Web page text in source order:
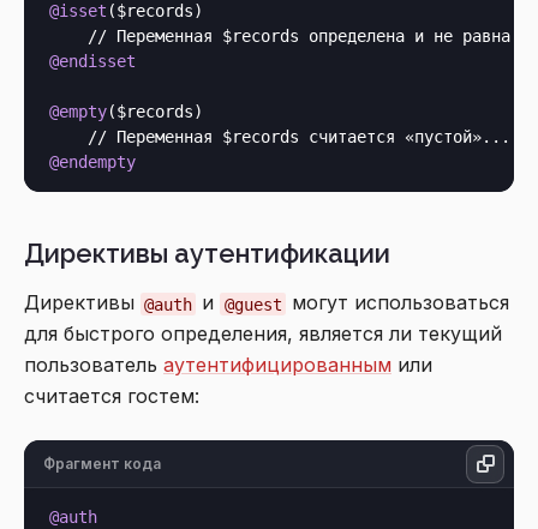
@isset ($records)
@endisset
@empty($records)
@endempty
Директивы аутентификации
Директивы @auth и @guest
могут использоваться
для быстрого определения, является ли текущий
пользователь аутентифицированным или
считается гостем:
Фрагмент кода
@auth